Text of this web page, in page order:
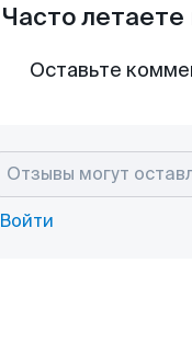
Часто
Оставьте
Войти